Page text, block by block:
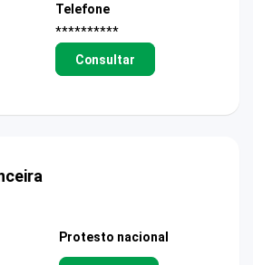
Telefone
**********
Consultar
Protesto nacional